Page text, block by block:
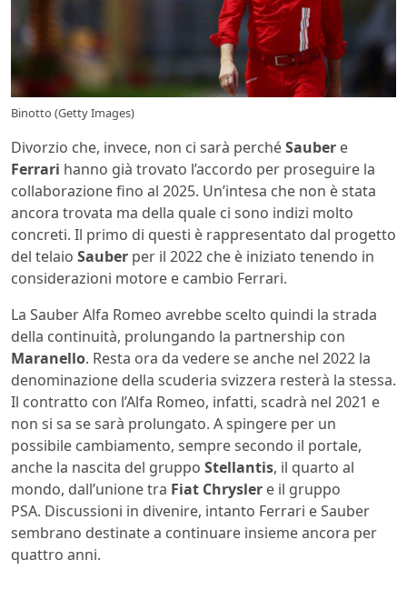
Binotto (Getty Images)
Divorzio che, invece, non ci sarà perchéSauber e
Ferrari hanno già trovato l’accordo per proseguire la
collaborazione fino al 2025. Un’intesa che non è stata
ancora trovata ma della quale ci sono indizi molto
concreti. Il primo di questi è rappresentato dal progetto
del telaio Sauber per il 2022 che è iniziato tenendo in
considerazioni motore e cambio Ferrari.
La Sauber Alfa Romeo avrebbe scelto quindi la strada
della continuità, prolungando la partnership con
Maranello. Resta ora da vedere se anche nel 2022 la
denominazione della scuderia svizzera resterà la stessa.
Il contratto con l’Alfa Romeo, infatti, scadrà nel 2021 e
non si sa se sarà prolungato. A spingere per un
possibile cambiamento, sempre secondo il portale,
anche la nascita del gruppo Stellantis, il quarto al
mondo, dall’unione tra Fiat Chrysler e il gruppo
PSA. Discussioni in divenire, intanto Ferrari e Sauber
sembrano destinate a continuare insieme ancora per
quattro anni.